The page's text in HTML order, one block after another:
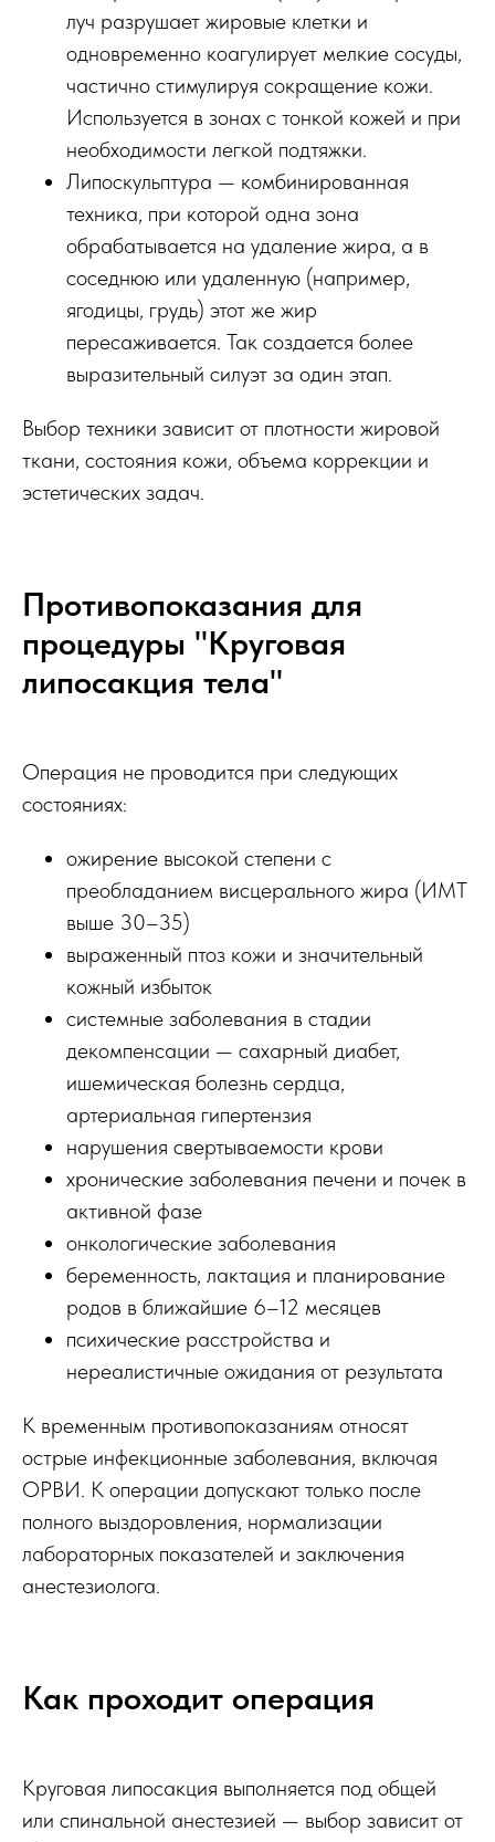
луч разрушает жировые клетки и
одновременно коагулирует мелкие сосуды,
частично стимулируя сокращение кожи.
Используется в зонах с тонкой кожей и при
необходимости легкой подтяжки.
Липоскульптура — комбинированная
техника, при которой одна зона
обрабатывается на удаление жира, а в
соседнюю или удаленную (например,
ягодицы, грудь) этот же жир
пересаживается. Так создается более
выразительный силуэт за один этап.
Выбор техники зависит от плотности жировой
ткани, состояния кожи, объема коррекции и
эстетических задач.
Противопоказания для
процедуры "Круговая
липосакция тела"
Операция не проводится при следующих
состояниях:
ожирение высокой степени с
преобладанием висцерального жира (ИМТ
выше 30–35)
выраженный птоз кожи и значительный
кожный избыток
системные заболевания в стадии
декомпенсации — сахарный диабет,
ишемическая болезнь сердца,
артериальная гипертензия
нарушения свертываемости крови
хронические заболевания печени и почек в
активной фазе
онкологические заболевания
беременность, лактация и планирование
родов в ближайшие 6–12 месяцев
психические расстройства и
нереалистичные ожидания от результата
К временным противопоказаниям относят
острые инфекционные заболевания, включая
ОРВИ. К операции допускают только после
полного выздоровления, нормализации
лабораторных показателей и заключения
анестезиолога.
Как проходит операция
Круговая липосакция выполняется под общей
или спинальной анестезией — выбор зависит от